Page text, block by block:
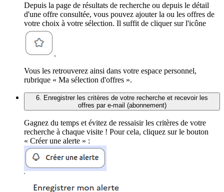
Depuis la page de résultats de recherche ou depuis le détail
d'une offre consultée, vous pouvez ajouter la ou les offres de
votre choix à votre sélection. Il suffit de cliquer sur l'icône
.
Vous les retrouverez ainsi dans votre espace personnel,
rubrique « Ma sélection d'offres ».
6. Enregistrer les critères de votre recherche et recevoir les
offres par e-mail (abonnement)
Gagnez du temps et évitez de ressaisir les critères de votre
recherche à chaque visite ! Pour cela, cliquez sur le bouton
« Créer une alerte » :